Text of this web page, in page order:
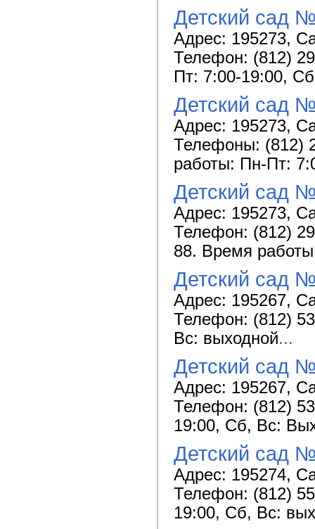
Детский сад
Адрес: 195273,
Телефон: (812)
Пт: 7:00-19:00,
Детский сад
Адрес: 195273,
Телефоны: (812)
работы: Пн-Пт:
Детский сад
Адрес: 195273,
Телефон: (812)
88. Время
Детский сад
Адрес: 195267,
Телефон: (812)
Вс: выходной...
Детский сад
Адрес: 195267,
Телефон: (812)
19:00, Сб, Вс:
Детский сад
Адрес: 195274,
Телефон: (812)
19:00, Сб, Вс: